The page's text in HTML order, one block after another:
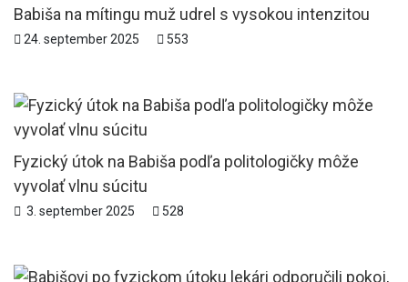
Babiša na mítingu muž udrel s vysokou intenzitou
24. september 2025 553
Fyzický útok na Babiša podľa politologičky môže
vyvolať vlnu súcitu
3. september 2025 528